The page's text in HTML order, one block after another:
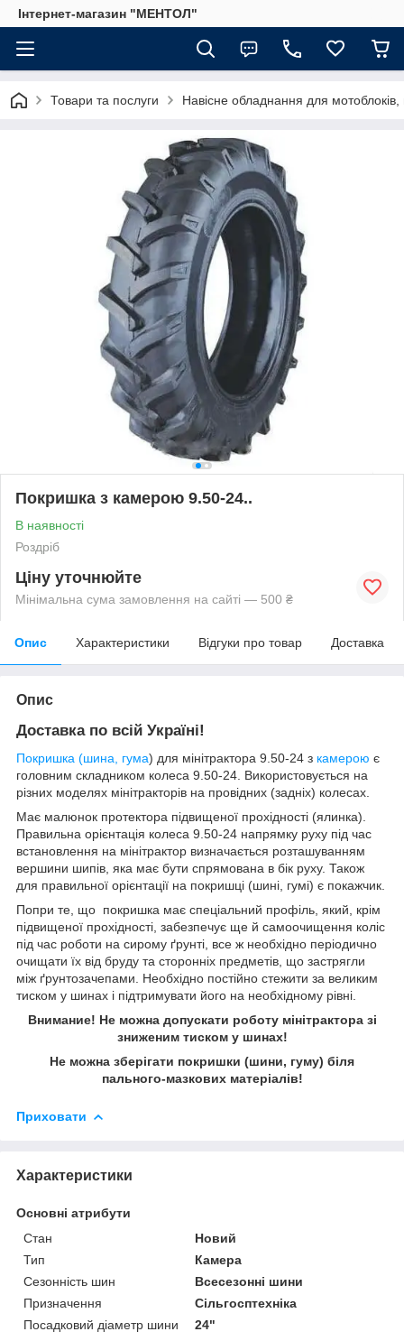
Інтернет-магазин "МЕНТОЛ"
Товари та послуги Навісне обладнання для мотоблоків,
Покришка з камерою 9.50-24..
В наявності
Роздріб
Ціну уточнюйте
Мінімальна сума замовлення на сайті — 500 ₴
Опис Характеристики Відгуки про товар Доставка
Опис
Доставка по всій Україні!
Покришка (шина, гума) для мінітрактора 9.50-24 з камерою є
головним складником колеса 9 .50-24 . Використовується на
різних моделях мінітракторів на провідних (задніх) колесах.
Має малюнок протектора підвищеної прохідності (ялинка).
Правильна орієнтація колеса 9 .50-24 напрямку руху під час
встановлення на мінітрактор визначається розташуванням
вершини шипів, яка має бути спрямована в бік руху. Також
для правильної орієнтації на покришці (шині, гумі) є покажчик.
Попри те, що покришка має спеціальний профіль, який, крім
підвищеної прохідності, забезпечує ще й самоочищення коліс
під час роботи на сирому ґрунті, все ж необхідно періодично
очищати їх від бруду та сторонніх предметів, що застрягли
між ґрунтозачепами. Необхідно постійно стежити за великим
тиском у шинах і підтримувати його на необхідному рівні.
Внимание! Не можна допускати роботу мінітрактора зі
зниженим тиском у шинах!
Не можна зберігати покришки (шини, гуму) біля
пального-мазкових матеріалів!
Приховати
Характеристики
Основні атрибути
Стан
Новий
Тип
Камера
Сезонність шин
Всесезонні шини
Призначення
Сільгосптехніка
Посадковий діаметр шини
24"